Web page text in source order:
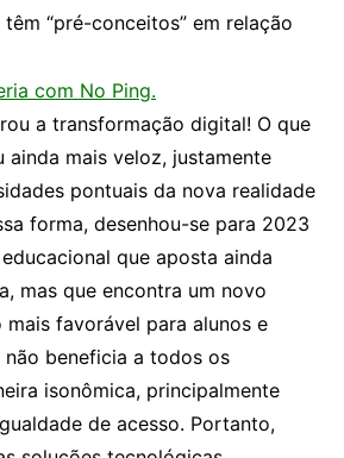
“pré-conceitos” em relação
a transformação digital! O que
ainda mais veloz, justamente
pontuais da nova realidade
forma, desenhou-se para 2023
que aposta ainda
mas que encontra um novo
favorável para alunos e
beneficia a todos os
isonômica, principalmente
de acesso. Portanto,